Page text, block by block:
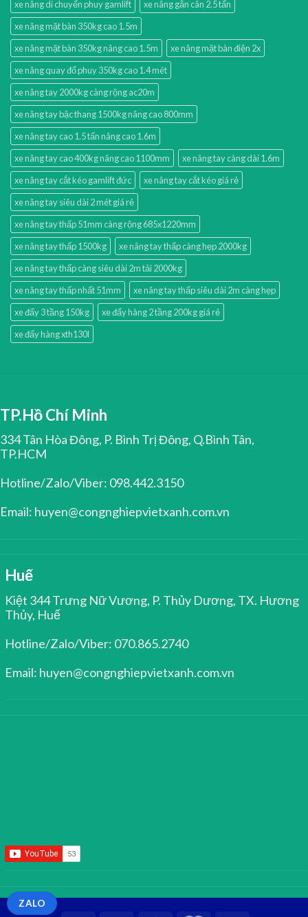
xe nâng di chuyển phuy gamlift
xe nâng gắn cân 2.5 tấn
xe nâng mặt bàn 350kg cao 1.5m
xe nâng mặt bàn 350kg nâng cao 1.5m
xe nâng mặt bàn điện 2x
xe nâng quay đổ phuy 350kg cao 1.4 mét
xe nâng tay 2000kg càng rộng ac20m
xe nâng tay bậc thang 1500kg nâng cao 800mm
xe nâng tay cao 1.5 tấn nâng cao 1.6m
xe nâng tay cao 400kg nâng cao 1100mm
xe nâng tay càng dài 1.6m
xe nâng tay cắt kéo gamlift đức
xe nâng tay cắt kéo giá rẻ
xe nâng tay siêu dài 2 mét giá rẻ
xe nâng tay thấp 51mm càng rộng 685x1220mm
xe nâng tay thấp 1500kg
xe nâng tay thấp càng hẹp 2000kg
xe nâng tay thấp càng siêu dài 2m tải 2000kg
xe nâng tay thấp nhất 51mm
xe nâng tay thấp siêu dài 2m càng hẹp
xe đẩy 3 tầng 150kg
xe đẩy hàng 2 tầng 200kg giá rẻ
xe đẩy hàng xth130l
TP.Hồ Chí Minh
334 Tân Hòa Đông, P. Bình Trị Đông, Q.Bình Tân,
TP.HCM
Hotline/Zalo/Viber: 098.442.3150
Email: huyen@congnghiepvietxanh.com.vn
Huế
Kiệt 344 Trưng Nữ Vương, P. Thủy Dương, TX. Hương
Thủy, Huế
Hotline/Zalo/Viber: 070.865.2740
Email: huyen@congnghiepvietxanh.com.vn
ZALO